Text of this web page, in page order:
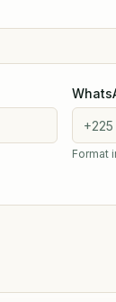
Format